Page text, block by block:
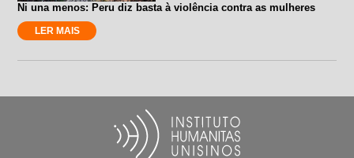
Ni una menos: Peru diz basta à violência contra as mulheres
LER MAIS